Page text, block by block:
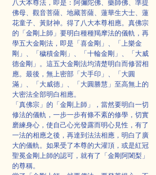
八大本尊法，即是：阿彌陀佛、藥師佛、準提
佛母、觀音菩薩、地藏菩薩、蓮華生大士、蓮
花童子、黃財神。得了八大本尊相應。真佛宗
的「金剛上師」要明白種種羯摩法的儀軌，再
學五大金剛法，即是「喜金剛」、「上樂金
剛」、「穢積金剛」、「十輪金剛」、「大威
德金剛」。這五大金剛法均清楚明白而修習相
應。最後，無上密部「大手印」、「大圓
滿」、「大威德」、「大圓勝慧」至高無上的
大密法全部明白相應。
「真佛宗」的「金剛上師」，當然要明白一切
修法的儀軌，一步一步有條不紊的修學，切實
磨練身心，使自己心光發露而明心見性，有了
一法的相應之後，再達到法法相應，明白了廣
大的儀軌。如果受了本尊的大灌頂，或是紅冠
聖冕金剛上師的認可，就有了「金剛阿闍梨」
的尊稱。